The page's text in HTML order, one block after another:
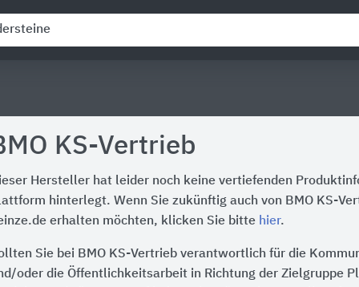
KS-Vertrieb
Hersteller hat leider noch keine vertiefenden
hinterlegt. Wenn Sie zukünftig auch von BMO KS-
erhalten möchten, klicken Sie bitte hier.
Sie bei BMO KS-Vertrieb verantwortlich für die
oder die Öffentlichkeitsarbeit in Richtung der Zielgruppe